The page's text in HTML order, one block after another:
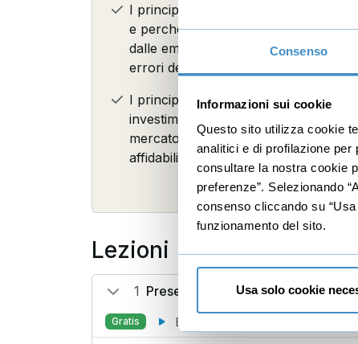
Consenso
Informazioni sui cookie
Questo sito utilizza cookie
analitici e di profilazione per
consultare la nostra cookie
preferenze”. Selezionando
consenso cliccando su
funzionamento del sito.
Usa solo cookie
I principi della “Strategia della
e perché investire senza farsi
dalle emozioni ti protegge dai classici
errori dell’investitore medio.
I principali errori da evitare negli
investimenti: dal cercare di battere il
mercato al seguire mode e consigli
affidabili.
Lezioni
1 Presentazione
Gratis Benvenuto